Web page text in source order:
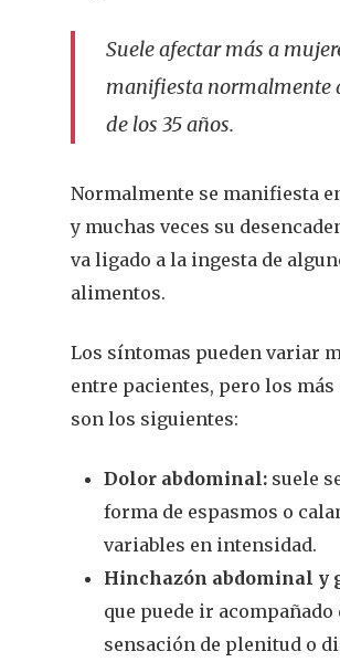
Suele afectar más a
manifiesta normalmente
de los 35 años.
Normalmente se manifiesta
y muchas veces su
va ligado a la ingesta de
alimentos.
Los síntomas pueden variar
entre pacientes, pero los más
son los siguientes:
Dolor abdominal: suele
forma de espasmos o
variables en intensidad.
Hinchazón abdominal y
que puede ir acompañado
sensación de plenitud o